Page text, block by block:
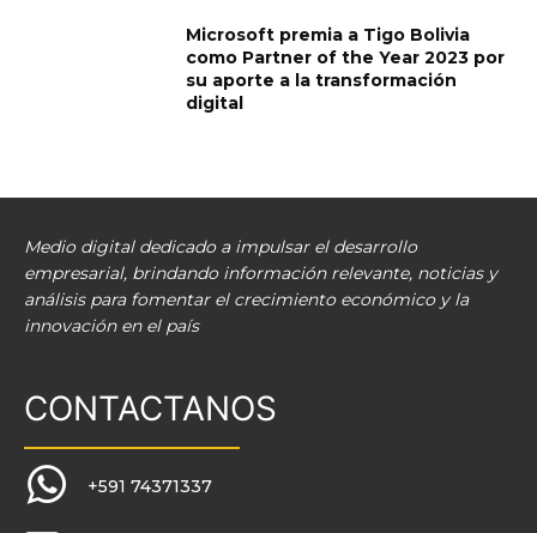
Microsoft premia a Tigo Bolivia
como Partner of the Year 2023 por
su aporte a la transformación
digital
Medio digital dedicado a impulsar el desarrollo
empresarial, brindando información relevante, noticias y
análisis para fomentar el crecimiento económico y la
innovación en el país
CONTACTANOS
+591 74371337